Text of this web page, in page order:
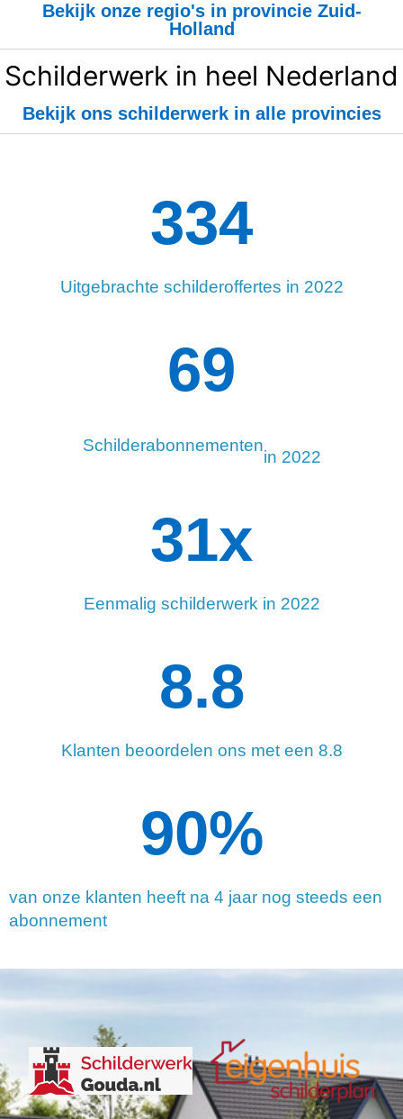
Bekijk onze regio's in provincie Zuid-
Holland
Schilderwerk in heel Nederland
Bekijk ons schilderwerk in alle provincies
Uitgebrachte schilderoffertes in 2022
334
Schilderabonnementen
in 2022
94
Eenmalig schilderwerk in 2022
34x
Klanten beoordelen ons met een 8.8
8.8
van onze klanten heeft na 4 jaar nog steeds een
abonnement
90%